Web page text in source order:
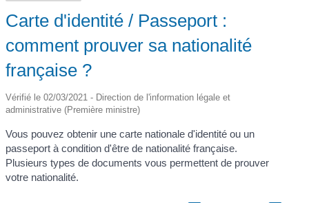
Carte d'identité / Passeport :
comment prouver sa nationalité
française ?
Vérifié le 02/03/2021 - Direction de l'information légale et
administrative (Première ministre)
Vous pouvez obtenir une carte nationale d'identité ou un
passeport à condition d'être de nationalité française.
Plusieurs types de documents vous permettent de prouver
votre nationalité.